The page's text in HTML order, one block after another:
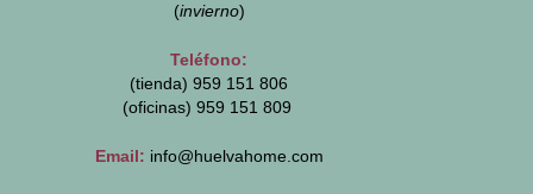
(invierno)
Teléfono:
(tienda) 959 151 806
(oficinas) 959 151 809
Email: info@huelvahome.com